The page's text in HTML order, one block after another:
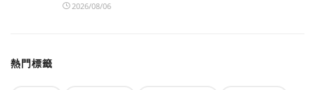
2026/08/06
熱門標籤